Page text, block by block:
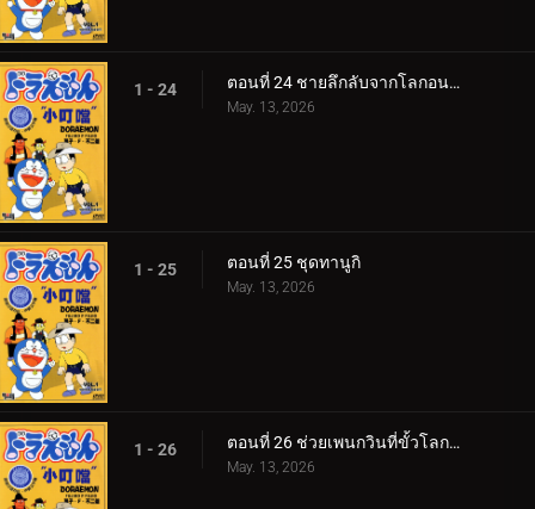
1 - 24 ตอนที่ 24 ชายลึกลับจากโลกอนาคต
May. 13, 2026
1 - 25 ตอนที่ 25 ชุดทานูกิ
May. 13, 2026
1 - 26 ตอนที่ 26 ช่วยเพนกวินที่ขั้วโลกใต้ v1
May. 13, 2026